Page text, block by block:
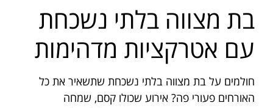
בת מצווה בלתי נשכחת
עם אטרקציות מדהימות
חולמים על בת מצווה בלתי נשכחת שתשאיר את כל
האורחים פעורי פה? אירוע שכולו קסם, שמחה